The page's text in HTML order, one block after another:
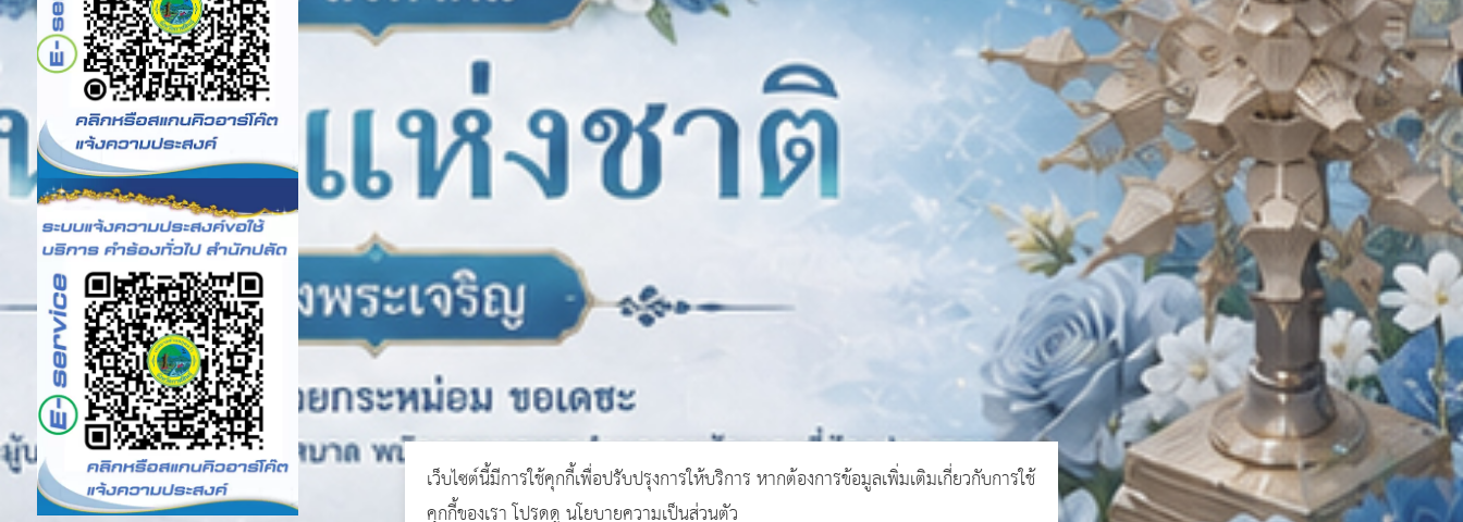
เว็บไซต์นี้มีการใช้คุกกี้เพื่อปรับปรุงการให้บริการ หากต้องการข้อมูลเพิ่มเติมเกี่ยวกับการใช้
คุกกี้ของเรา โปรดดู นโยบายความเป็นส่วนตัว